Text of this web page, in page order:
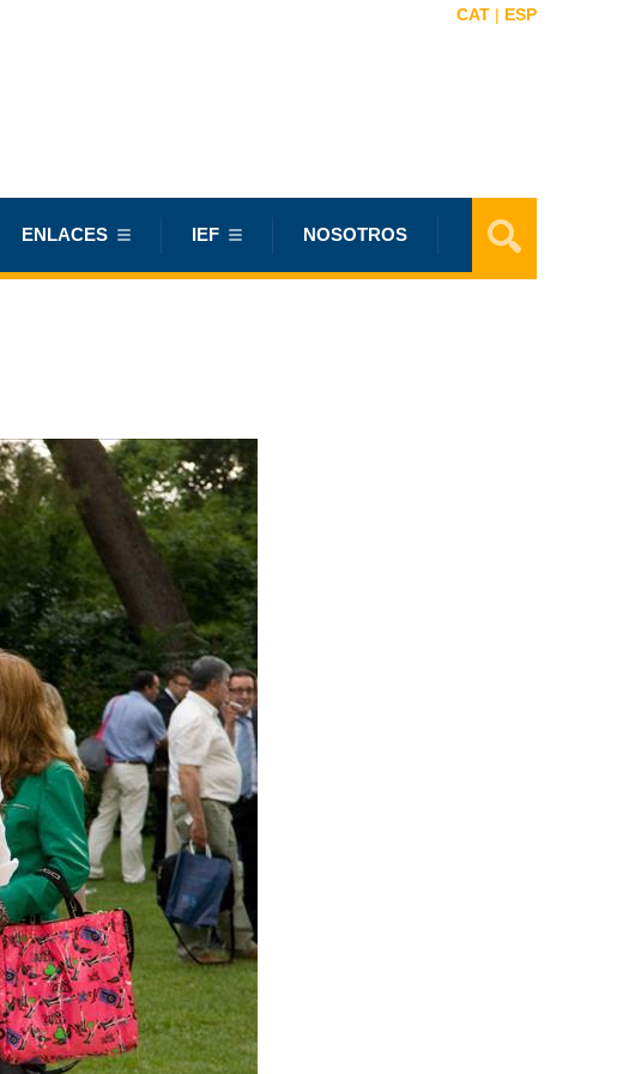
CAT | ESP
ENLACES IEF NOSOTROS